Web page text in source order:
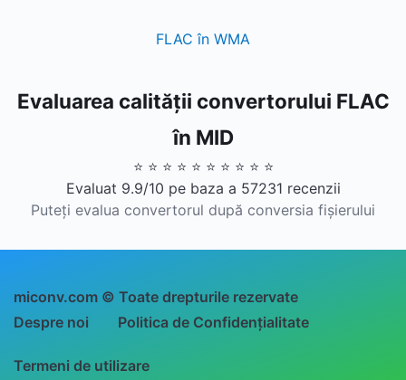
FLAC în WMA
Evaluarea calității convertorului FLAC
în MID
⭐ ⭐ ⭐ ⭐ ⭐ ⭐ ⭐ ⭐ ⭐ ⭐
Evaluat 9.9/10 pe baza a 57231 recenzii
Puteți evalua convertorul după conversia fișierului
miconv.com © Toate drepturile rezervate
Despre noi
Politica de Confidențialitate
Termeni de utilizare